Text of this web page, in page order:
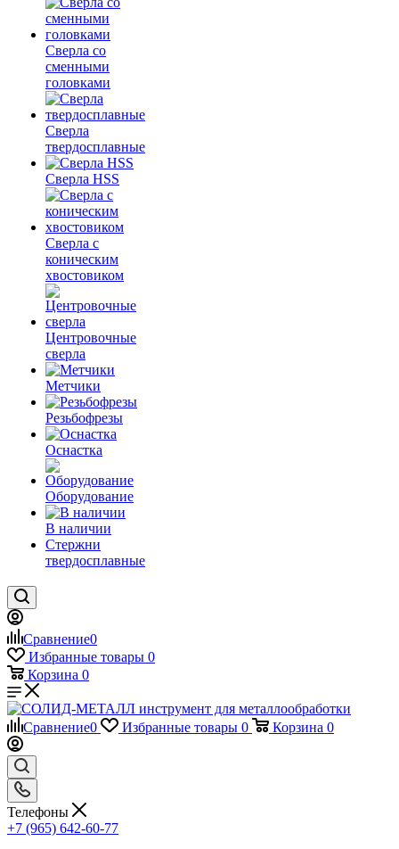
Сверла со
сменными
головками
Сверла
твердосплавные
Сверла HSS
Сверла с
коническим
хвостовиком
Центровочные
сверла
Метчики
Резьбофрезы
Оснастка
Оборудование
В наличии
Стержни
твердосплавные
Сравнение0
Избранные товары 0
Корзина 0
Сравнение0 Избранные товары 0 Корзина 0
Телефоны
+7 (965) 642-60-77